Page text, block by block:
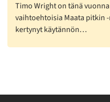
Timo Wright on tänä
vaihtoehtoisia Maata pitkin
kertynyt käytännön…